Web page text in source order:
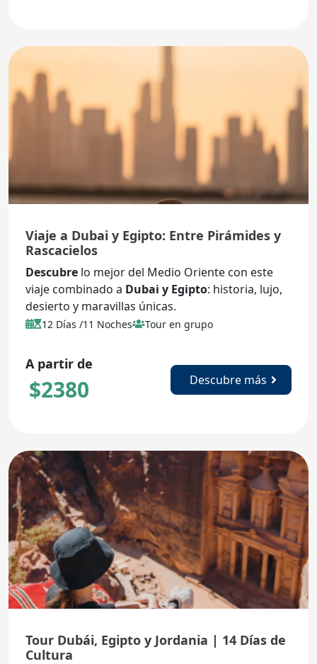
Viaje a Dubai y Egipto: Entre Pirámides y
Rascacielos
Descubre lo mejor del Medio Oriente con este
viaje combinado a Dubai y Egipto: historia, lujo,
desierto y maravillas únicas.
12 Días /11 Noches Tour en grupo
A partir de
$2380 Descubre más
Tour Dubái, Egipto y Jordania | 14 Días de
Cultura